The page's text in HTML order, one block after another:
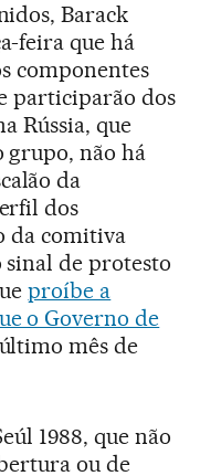
Barack
feira que há
componentes
participarão dos
Rússia, que
grupo, não há
da
dos
da comitiva
de protesto
proíbe a
o Governo de
mês de
1988, que não
ou de